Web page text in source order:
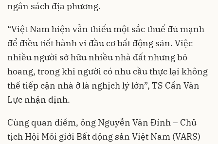
ngân sách địa phương.
“Việt Nam hiện vẫn thiếu một sắc thuế đủ mạnh
để điều tiết hành vi đầu cơ bất động sản. Việc
nhiều người sở hữu nhiều nhà đất nhưng bỏ
hoang, trong khi người có nhu cầu thực lại không
thể tiếp cận nhà ở là nghịch lý lớn”, TS Cấn Văn
Lực nhận định.
Cùng quan điểm, ông Nguyễn Văn Đính – Chủ
tịch Hội Môi giới Bất động sản Việt Nam (VARS)